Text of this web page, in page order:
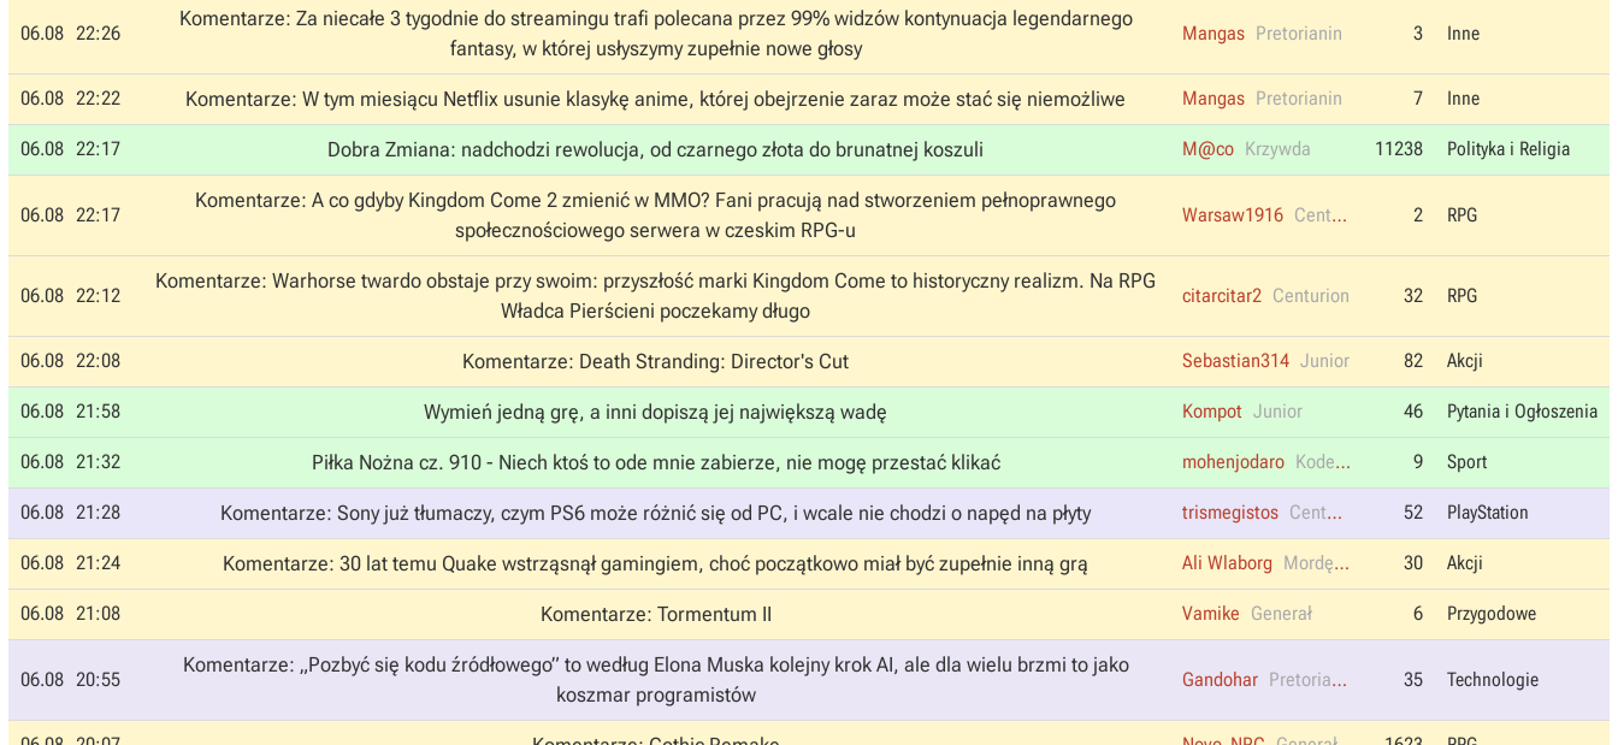
06.08 22:26
Komentarze: Za niecałe 3 tygodnie do streamingu trafi polecana przez 99% widzów kontynuacja legendarnego
fantasy, w której usłyszymy zupełnie nowe głosy
Mangas Pretorianin 3 Inne
06.08 22:22 Komentarze: W tym miesiącu Netflix usunie klasykę anime, której obejrzenie zaraz może stać się niemożliwe Mangas Pretorianin 7 Inne
06.08 22:17 Dobra Zmiana: nadchodzi rewolucja, od czarnego złota do brunatnej koszuli M@co Krzywda 11238 Polityka i Religia
06.08 22:17
Komentarze: A co gdyby Kingdom Come 2 zmienić w MMO? Fani pracują nad stworzeniem pełnoprawnego
społecznościowego serwera w czeskim RPG-u
Warsaw1916 Centurion 2 RPG
06.08 22:12
Komentarze: Warhorse twardo obstaje przy swoim: przyszłość marki Kingdom Come to historyczny realizm. Na RPG
Władca Pierścieni poczekamy długo
citarcitar2 Centurion 32 RPG
06.08 22:08 Komentarze: Death Stranding: Director's Cut Sebastian314 Junior 82 Akcji
06.08 21:58 Wymień jedną grę, a inni dopiszą jej największą wadę Kompot Junior 46 Pytania i Ogłoszenia
06.08 21:32 Piłka Nożna cz. 910 - Niech ktoś to ode mnie zabierze, nie mogę przestać klikać mohenjodaro Kodeina zamiast protein 9 Sport
06.08 21:28 Komentarze: Sony już tłumaczy, czym PS6 może różnić się od PC, i wcale nie chodzi o napęd na płyty trismegistos Centurion 52 PlayStation
06.08 21:24 Komentarze: 30 lat temu Quake wstrząsnął gamingiem, choć początkowo miał być zupełnie inną grą Ali Wlaborg Mordęga 30 Akcji
06.08 21:08 Komentarze: Tormentum II Vamike Generał 6 Przygodowe
06.08 20:55
Komentarze: „Pozbyć się kodu źródłowego” to według Elona Muska kolejny krok AI, ale dla wielu brzmi to jako
koszmar programistów
Gandohar Pretorianin 35 Technologie